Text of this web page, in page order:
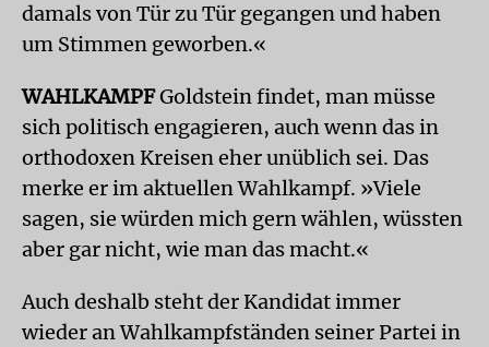
damals von Tür zu Tür gegangen und haben
um Stimmen geworben.«
WAHLKAMPFGoldstein findet, man müsse
sich politisch engagieren, auch wenn das in
orthodoxen Kreisen eher unüblich sei. Das
merke er im aktuellen Wahlkampf. »Viele
sagen, sie würden mich gern wählen, wüssten
aber gar nicht, wie man das macht.«
Auch deshalb steht der Kandidat immer
wieder an Wahlkampfständen seiner Partei in